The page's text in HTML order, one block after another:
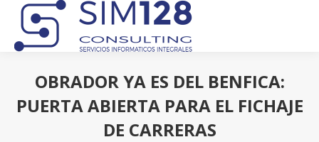
OBRADOR YA ES DEL BENFICA:
PUERTA ABIERTA PARA EL FICHAJE
DE CARRERAS